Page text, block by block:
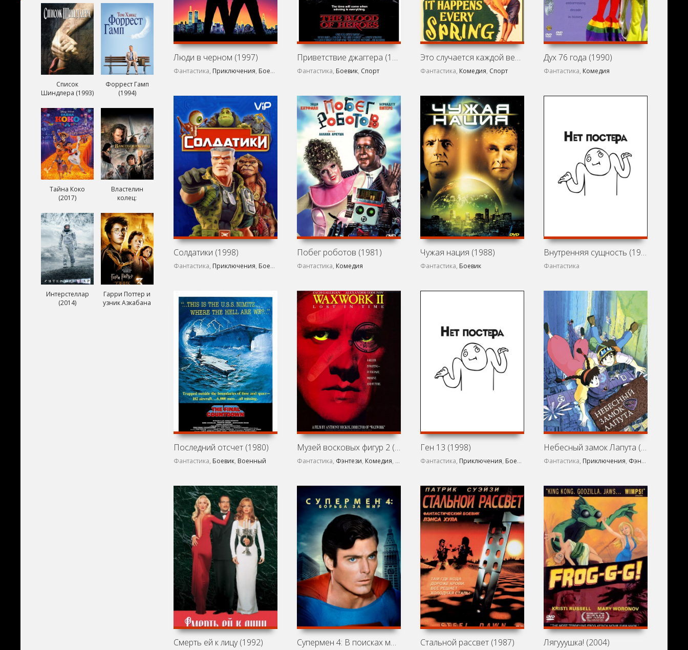
Люди в черном (1997)
Фантастика, Приключения, Боевик Комедия
Приветствие джаггера (1989)
Фантастика, Боевик, Спорт
Это случается каждой весною (1949)
Фантастика, Комедия, Спорт
Дух 76 года (1990)
Фантастика, Комедия
Солдатики (1998)
Фантастика, Приключения, Боевик Комедия,Семейный
Побег роботов (1981)
Фантастика, Комедия
Чужая нация (1988)
Фантастика, Боевик
Внутренняя сущность (1997)
Фантастика
Последний отсчет (1980)
Фантастика, Боевик, Военный
Музей восковых фигур 2 (1991)
Фантастика, Фэнтези, Комедия, Ужасы
Ген 13 (1998)
Фантастика, Приключения, Боевик Фэнтези,Мультфильм
Небесный замок Лапута (1986)
Фантастика, Приключения, Фэнтези
Смерть ей к лицу (1992) Супермен 4: В поисках мира (1987) Стальной рассвет (1987) Лягууушка! (2004)
Список
Шиндлера (1993)
Форрест Гамп
(1994)
Тайна Коко
(2017)
Властелин
колец:
короля (2003)
Интерстеллар
(2014)
Гарри Поттер и
узник Азкабана